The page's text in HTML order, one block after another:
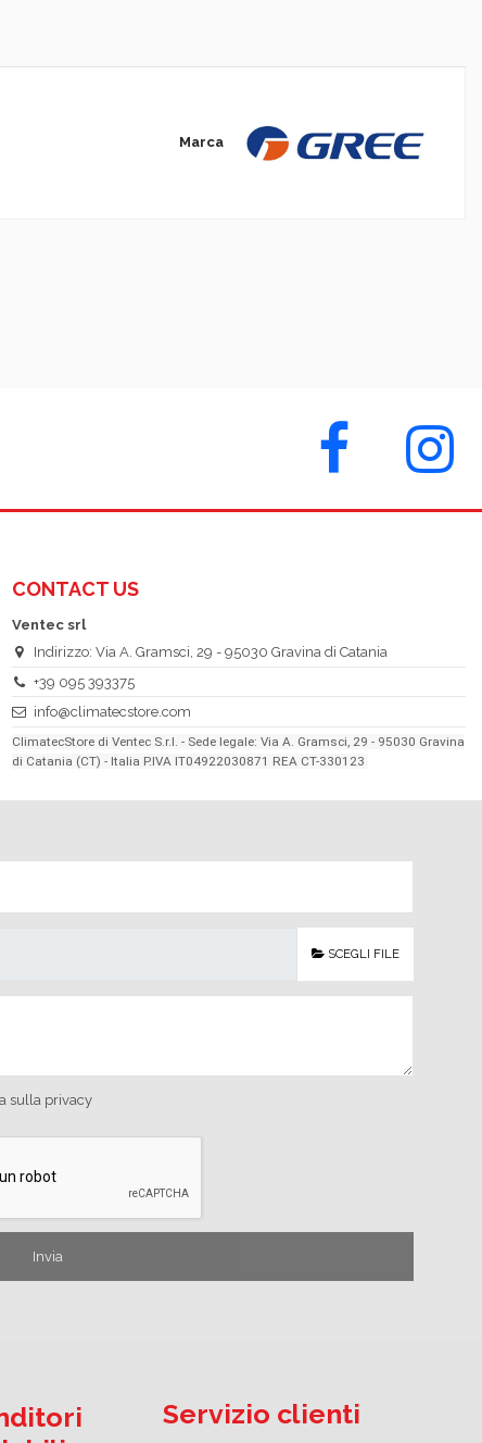
Marca
CONTACT US
Ventec srl
Indirizzo: Via A. Gramsci, 29 - 95030 Gravina di Catania
+39 095 393375
info@climatecstore.com
ClimatecStore di Ventec S.r.l. - Sede legale: Via A. Gramsci, 29 - 95030 Gravina
di Catania (CT) - Italia P.IVA IT04922030871 REA CT-330123
SCEGLI FILE
sulla privacy
Servizio clienti